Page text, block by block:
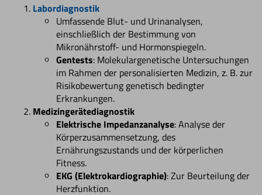
Labordiagnostik
Umfassende Blut- und Urinanalysen,
einschließlich der Bestimmung von
Mikronährstoff- und Hormonspiegeln.
Gentests: Molekulargenetische Untersuchungen
im Rahmen der personalisierten Medizin, z. B. zur
Risikobewertung genetisch bedingter
Erkrankungen.
Medizingerätediagnostik
Elektrische Impedanzanalyse: Analyse der
Körperzusammensetzung, des
Ernährungszustands und der körperlichen
Fitness.
EKG (Elektrokardiographie): Zur Beurteilung der
Herzfunktion.